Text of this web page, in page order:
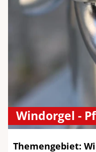
Windorgel -
Themengebiet: